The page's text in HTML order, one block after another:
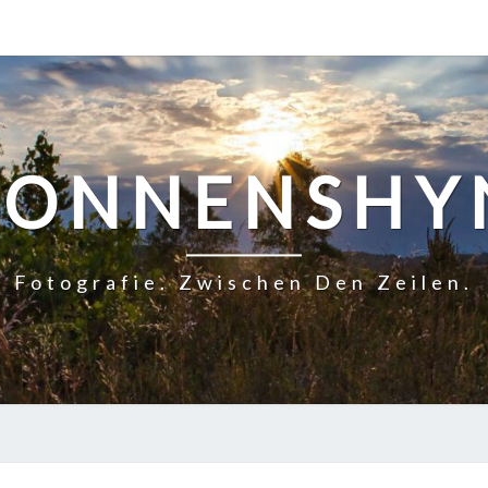
Fotografie. Zwischen Den Zeilen.